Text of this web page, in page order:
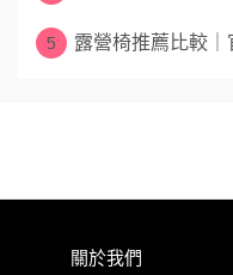
5 露營椅推薦比較
關於我們